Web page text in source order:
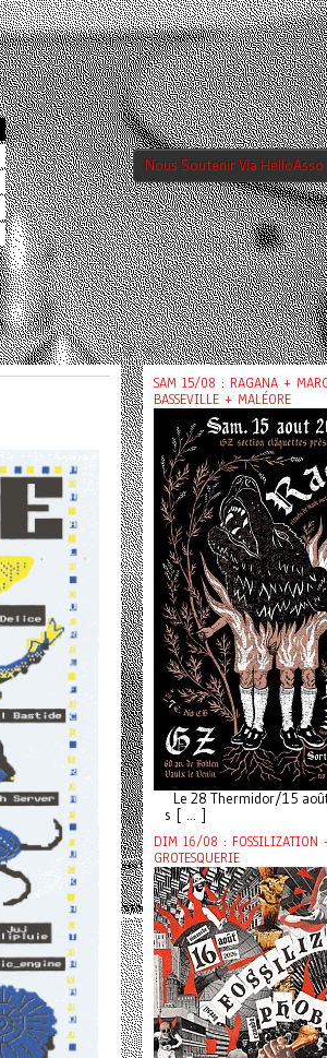
Nous Soutenir Via HelloAsso
SAM 15/08 : RAGANA +
BASSEVILLE + MALÉORE
Le 28 Thermidor/15
s [ ... ]
DIM 16/08 : FOSSILIZATION
GROTESQUERIE